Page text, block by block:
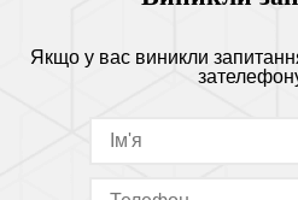
Якщо у вас виникли